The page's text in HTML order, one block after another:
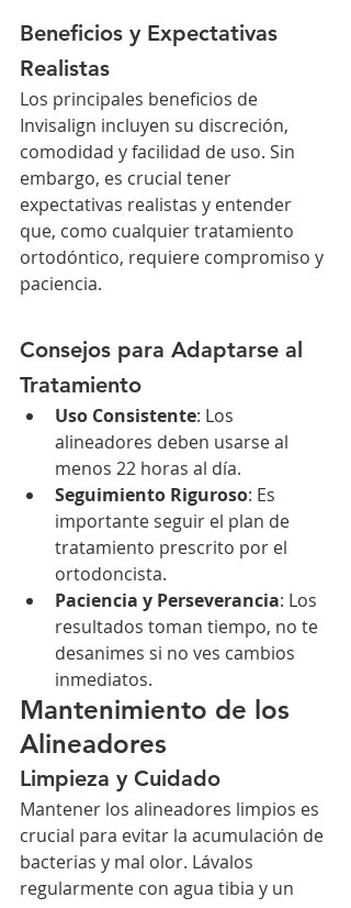
Beneficios y Expectativas
Realistas
Los principales beneficios de
Invisalign incluyen su discreción,
comodidad y facilidad de uso. Sin
embargo, es crucial tener
expectativas realistas y entender
que, como cualquier tratamiento
ortodóntico, requiere compromiso y
paciencia.
Consejos para Adaptarse al
Tratamiento
Uso Consistente: Los
alineadores deben usarse al
menos 22 horas al día.
Seguimiento Riguroso: Es
importante seguir el plan de
tratamiento prescrito por el
ortodoncista.
Paciencia y Perseverancia: Los
resultados toman tiempo, no te
desanimes si no ves cambios
inmediatos.
Mantenimiento de los
Alineadores
Limpieza y Cuidado
Mantener los alineadores limpios es
crucial para evitar la acumulación de
bacterias y mal olor. Lávalos
regularmente con agua tibia y un